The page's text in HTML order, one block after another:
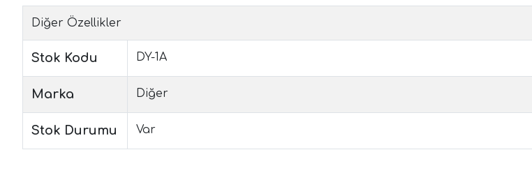
Diğer Özellikler
Stok Kodu DY-1A
Marka Diğer
Stok Durumu Var